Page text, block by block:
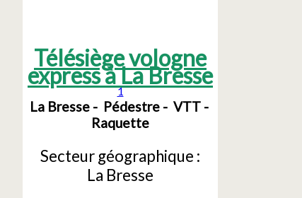
Télésiège vologne
express à La Bresse
La Bresse Pédestre
VTT
Raquette
Secteur géographique :
La Bresse